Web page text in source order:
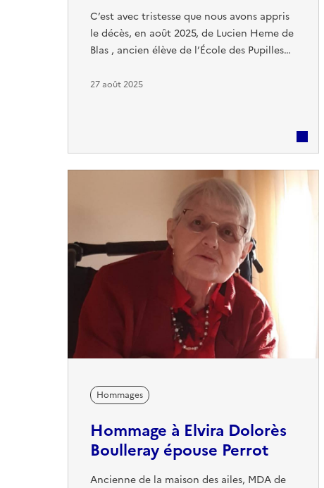
C’est avec tristesse que nous avons appris
le décès, en août 2025, de Lucien Heme de
Blas , ancien élève de l’École des Pupilles
Son fils, dans un témoignage bouleversant,
mémoire et adresse à sa famille et à ses
proches ses pensées les ...
27 août 2025
Hommages
Hommage à Elvira Dolorès
Boulleray épouse Perrot
Ancienne de la maison des ailes, MDA de